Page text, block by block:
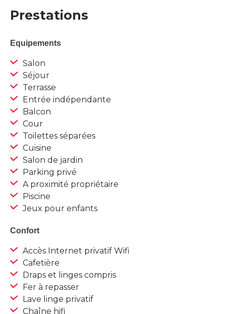
Prestations
Equipements
Salon
Séjour
Terrasse
Entrée indépendante
Balcon
Cour
Toilettes séparées
Cuisine
Salon de jardin
Parking privé
A proximité propriétaire
Piscine
Jeux pour enfants
Confort
Accès Internet privatif Wifi
Cafetière
Draps et linges compris
Fer à repasser
Lave linge privatif
Chaîne hifi